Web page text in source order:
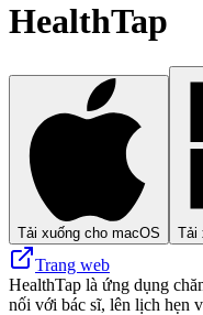
HealthTap
Tải xuống cho macOS Tải
Trang web
HealthTap là ứng dụng
nối với bác sĩ, lên lịch hẹn